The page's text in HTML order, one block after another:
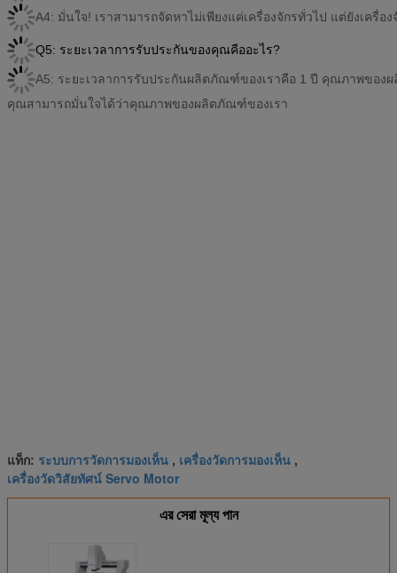
A4: มั่นใจ! เราสามารถจัดหาไม่เพียงแค่เครื่องจักรทั่วไป แต่ยังเครื่
Q5: ระยะเวลาการรับประกันของคุณคืออะไร?
A5: ระยะเวลาการรับประกันผลิตภัณฑ์ของเราคือ 1 ปี คุณภาพของ
คุณสามารถมั่นใจได้ว่าคุณภาพของผลิตภัณฑ์ของเรา
แท็ก: ระบบการวัดการมองเห็น , เครื่องวัดการมองเห็น ,
เครื่องวัดวิสัยทัศน์ Servo Motor
এর সেরা মূল্য পান